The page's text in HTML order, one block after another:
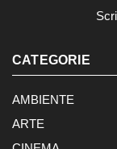
CATEGORIE
AMBIENTE
ARTE